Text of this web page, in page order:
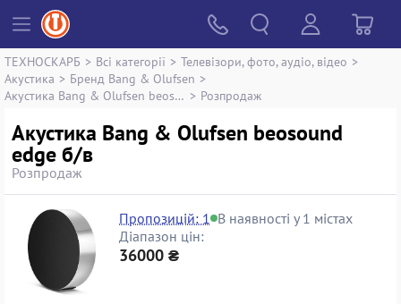
ТЕХНОСКАРБ > Всі категорії > Телевізори, фото, аудіо, відео >
Акустика > Бренд Bang & Olufsen >
Акустика Bang & Olufsen beosound edge > Розпродаж
Акустика Bang & Olufsen beosound
edge б/в
Розпродаж
Пропозицій: 1 В наявності у 1 містах
Діапазон цін:
36000 ₴